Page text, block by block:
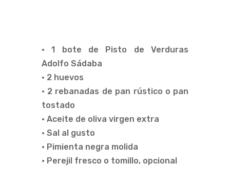
• 1 bote de Pisto de Verduras
Adolfo Sádaba
• 2 huevos
• 2 rebanadas de pan rústico o pan
tostado
• Aceite de oliva virgen extra
• Sal al gusto
• Pimienta negra molida
• Perejil fresco o tomillo, opcional